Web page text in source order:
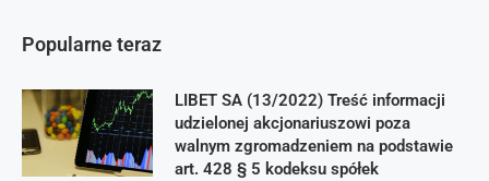
Popularne teraz
LIBET SA (13/2022) Treść informacji
udzielonej akcjonariuszowi poza
walnym zgromadzeniem na podstawie
art. 428 § 5 kodeksu spółek